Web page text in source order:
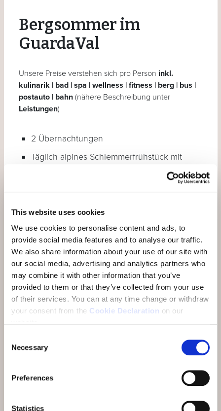
This website uses cookies
We use cookies to personalise content and ads, to
provide social media features and to analyse our traffic.
We also share information about your use of our site with
our social media, advertising and analytics partners who
may combine it with other information that you’ve
provided to them or that they’ve collected from your use
of their services. You can at any time change or withdraw
your consent from the Cookie Declaration on our
Selection
Necessary
Preferences
Statistics
Bergsommer im
GuardaVal
Unsere Preise verstehen sich pro Person inkl.
kulinarik | bad | spa | wellness | fitness | berg | bus |
postauto | bahn(nähere Beschreibung unter
Leistungen)
2 Übernachtungen
Täglich alpines Schlemmerfrühstück mit
Zusätzlich buchbar:Weiteres Nachtessen CHF 79 pro
Person – auf Voranmeldung
Und zusätzlich inklusive:
Engadin Bad Scuol, täglich unbeschränkte
PostAuto
, sämtliche Linien zwischen Brail
bis nach Zernez (exkl. Bike-